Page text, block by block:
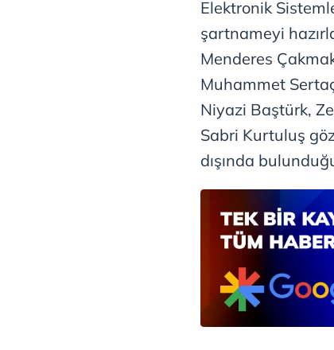
mevzuata uygun olarak
Elektronik
şartnameyi
Menderes
Muhammet
Niyazi Baştürk,
Sabri Kurtuluş
dışında